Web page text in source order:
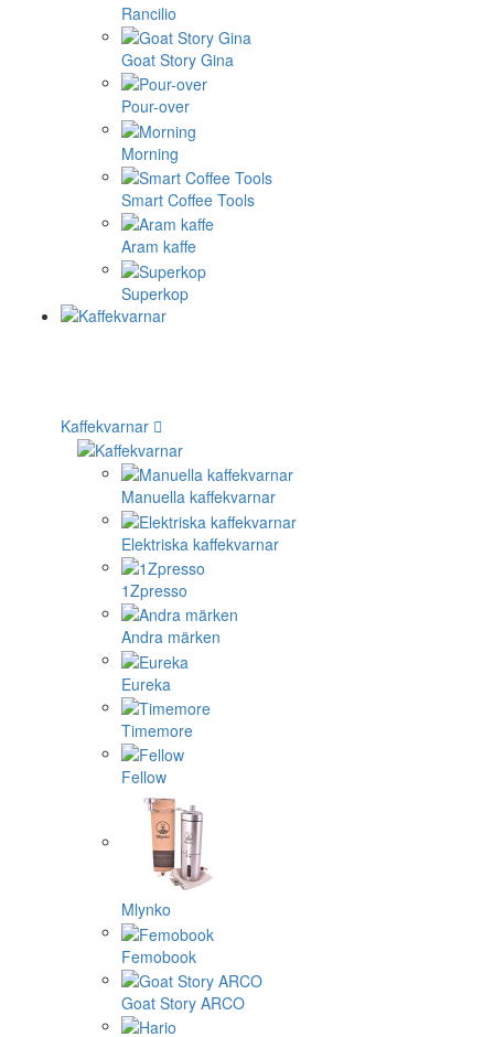
Rancilio
Goat Story Gina
Pour-over
Morning
Smart Coffee Tools
Aram kaffe
Superkop
Kaffekvarnar
Manuella kaffekvarnar
Elektriska kaffekvarnar
1Zpresso
Andra märken
Eureka
Timemore
Fellow
Mlynko
Femobook
Goat Story ARCO